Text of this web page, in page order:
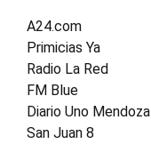
A24.com
Primicias Ya
Radio La Red
FM Blue
Diario Uno Mendoza
San Juan 8